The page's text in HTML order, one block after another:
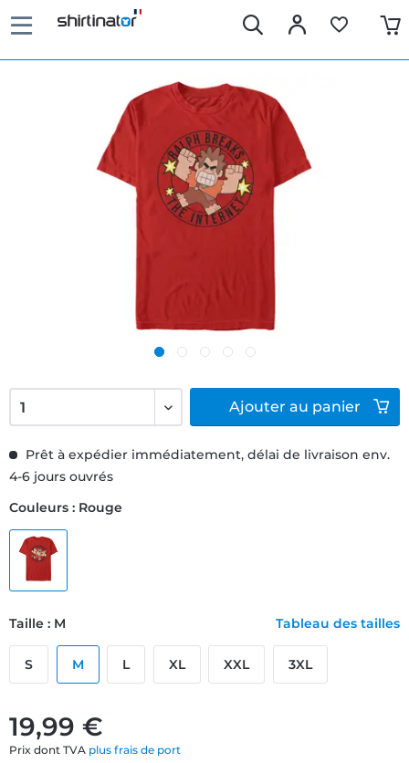
19,99 €
Prix dont TVA plus frais de port
Prêt à expédier immédiatement, délai de livraison env.
4-6 jours ouvrés
Couleurs : Rouge
Taille : M Tableau des tailles
S M L XL XXL 3XL
Ajouter au panier